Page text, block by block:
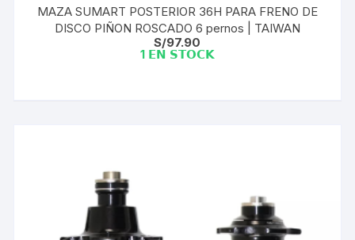
MAZA SUMART POSTERIOR 36H PARA FRENO DE
DISCO PIÑON ROSCADO 6 pernos | TAIWAN
S/97.90
1 𝗘𝗡 𝗦𝗧𝗢𝗖𝗞